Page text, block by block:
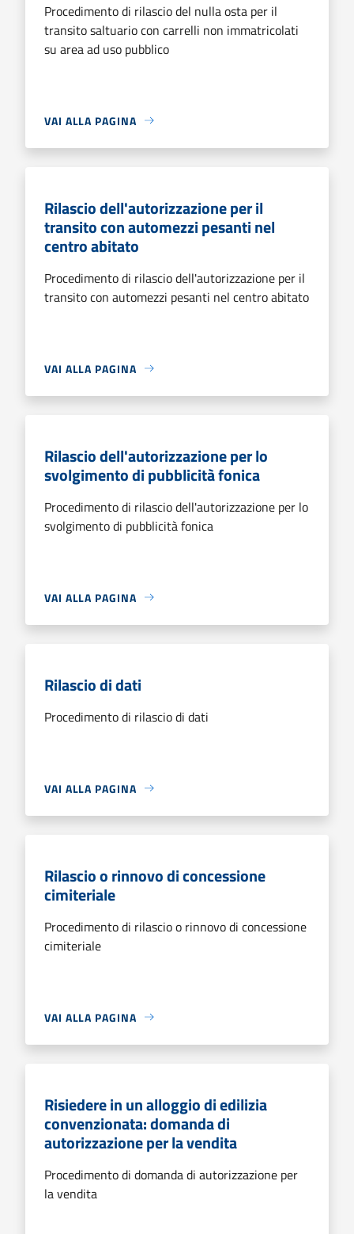
Procedimento di rilascio del nulla osta per il
transito saltuario con carrelli non immatricolati
su area ad uso pubblico
VAI ALLA PAGINA
Rilascio dell'autorizzazione per il
transito con automezzi pesanti nel
centro abitato
Procedimento di rilascio dell'autorizzazione per il
transito con automezzi pesanti nel centro abitato
VAI ALLA PAGINA
Rilascio dell'autorizzazione per lo
svolgimento di pubblicità fonica
Procedimento di rilascio dell'autorizzazione per lo
svolgimento di pubblicità fonica
VAI ALLA PAGINA
Rilascio di dati
Procedimento di rilascio di dati
VAI ALLA PAGINA
Rilascio o rinnovo di concessione
cimiteriale
Procedimento di rilascio o rinnovo di concessione
cimiteriale
VAI ALLA PAGINA
Risiedere in un alloggio di edilizia
convenzionata: domanda di
autorizzazione per la vendita
Procedimento di domanda di autorizzazione per
la vendita